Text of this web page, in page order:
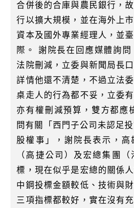
合併後的合庫與農民銀行，
行以擴大規模，並在海外上
資本及國外專業經理人，並
際。 謝院長在回應媒體詢
法院刪減，立委與新聞局長
詳情他還不清楚，不過立法
桌走人的行為都不妥，立委
亦有權刪減預算，雙方都應
問有關「西門子公司未認足
股權事」，謝院長表示，高
（高捷公司）及宏總集團
標，現在似乎是宏總的關係
中鋼投標金額較低、技術與
三項指標都較好，實在沒有